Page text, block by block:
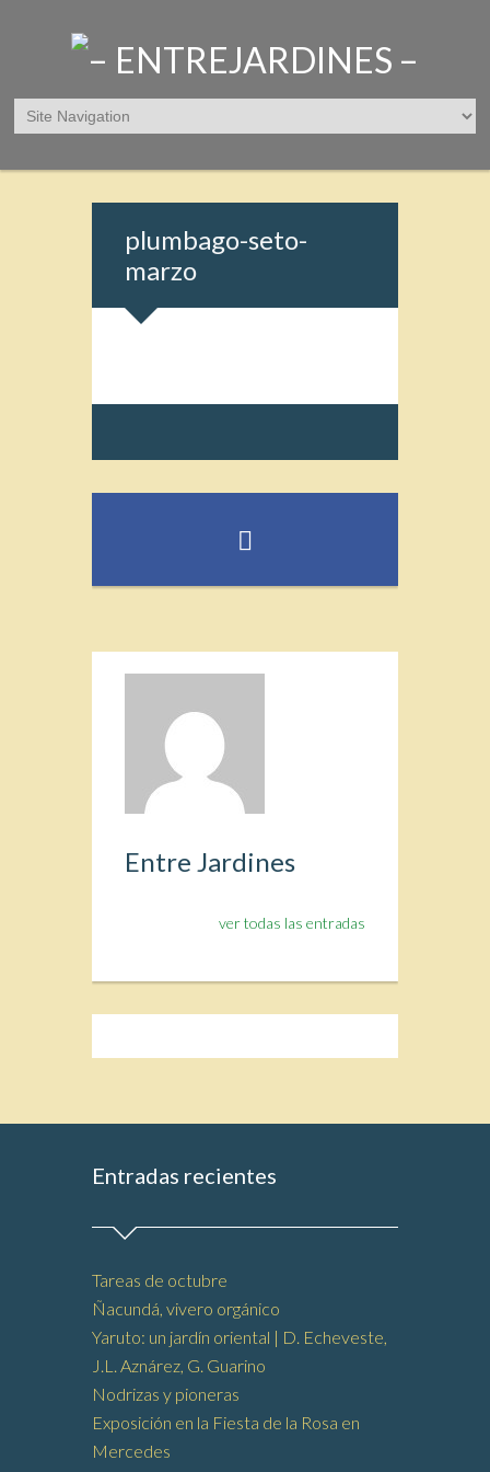
plumbago-seto-
marzo
Entre Jardines
ver todas las entradas
Entradas recientes
Tareas de octubre
Ñacundá, vivero orgánico
Yaruto: un jardín oriental | D. Echeveste,
J.L. Aznárez, G. Guarino
Nodrizas y pioneras
Exposición en la Fiesta de la Rosa en
Mercedes